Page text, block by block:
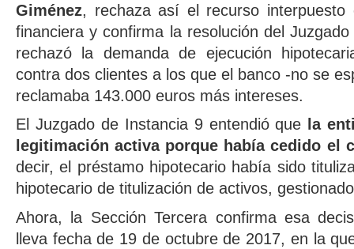
Giménez, rechaza así el recurso interpuesto
financiera y confirma la resolución del
rechazó la demanda de ejecución
contra dos clientes a los que el banco -no se
reclamaba 143.000 euros más intereses.
El Juzgado de Instancia 9 entendió que
la
legitimación activa porque había cedido el
decir, el préstamo hipotecario había sido
hipotecario de titulización de activos,
Ahora, la Sección Tercera confirma esa
lleva fecha de 19 de octubre de 2017, en la